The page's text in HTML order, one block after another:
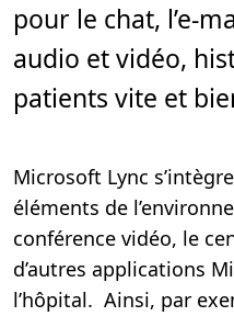
r
e
2
i
n
pour le chat, l’e-
audio et vidéo,
patients vite et
Microsoft Lync
éléments de
conférence vidéo, le
d’autres applications
l’hôpital. Ainsi, par